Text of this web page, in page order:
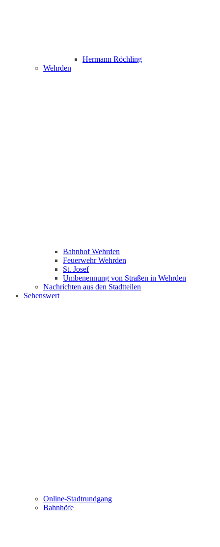
Hermann Röchling
Wehrden
Bahnhof Wehrden
Feuerwehr Wehrden
St. Josef
Umbenennung von Straßen in Wehrden
Nachrichten aus den Stadtteilen
Sehenswert
Online-Stadtrundgang
Bahnhöfe